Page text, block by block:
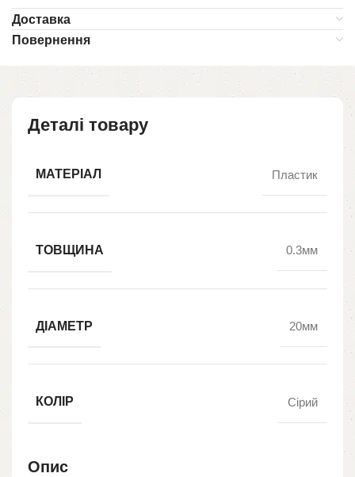
Доставка
Повернення
Деталі товару
МАТЕРІАЛ Пластик
ТОВЩИНА 0.3мм
ДІАМЕТР 20мм
КОЛІР Сірий
Опис